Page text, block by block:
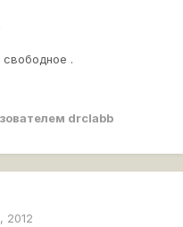
.
drclabb
2012